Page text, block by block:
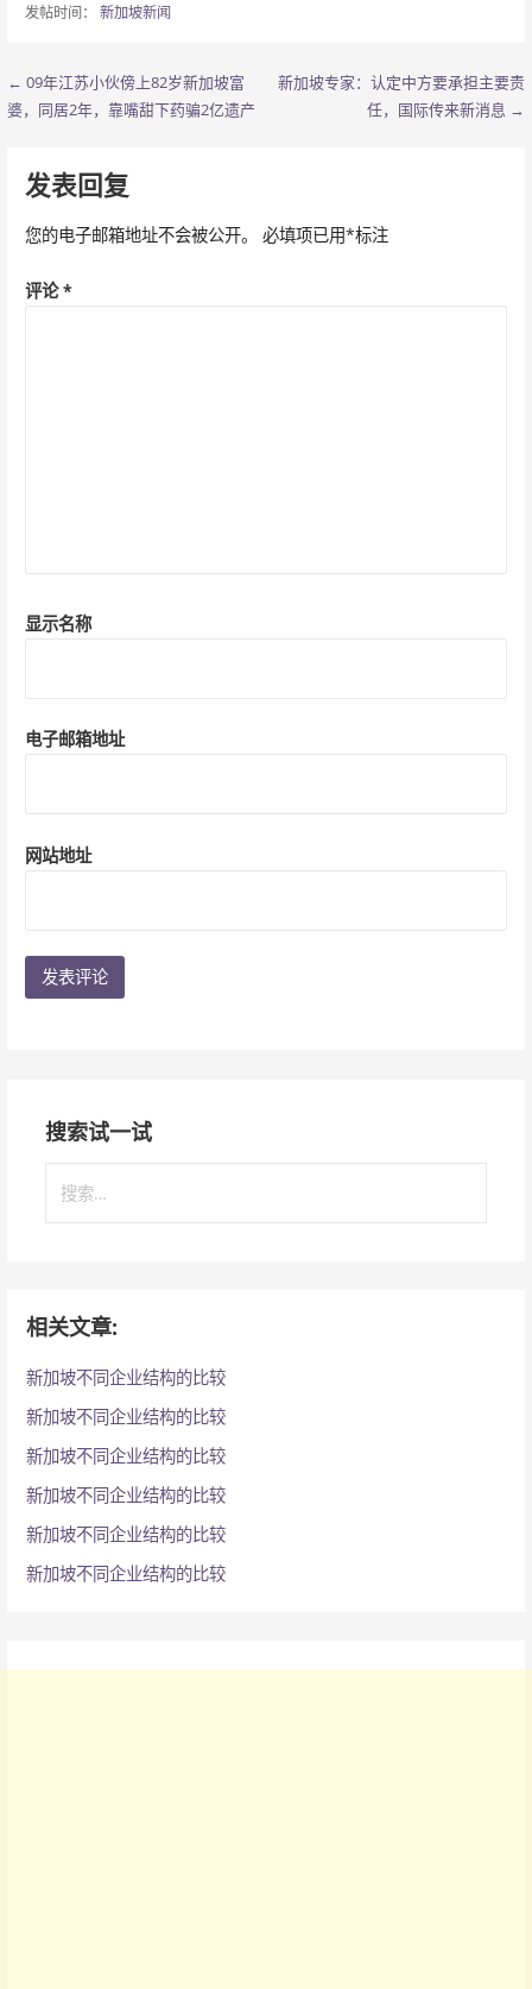
发帖时间： 新加坡新闻
文
导
航
← 09年江苏小伙傍上82岁新加坡富
婆，同居2年，靠嘴甜下药骗2亿遗产
新加坡专家：认定中方要承担主要责
任，国际传来新消息 →
发表回复
您的电子邮箱地址不会被公开。 必填项已用*标注
评论*
显示名称
电子邮箱地址
网站地址
搜索试一试
索
相关文章:
新加坡不同企业结构的比较
新加坡不同企业结构的比较
新加坡不同企业结构的比较
新加坡不同企业结构的比较
新加坡不同企业结构的比较
新加坡不同企业结构的比较